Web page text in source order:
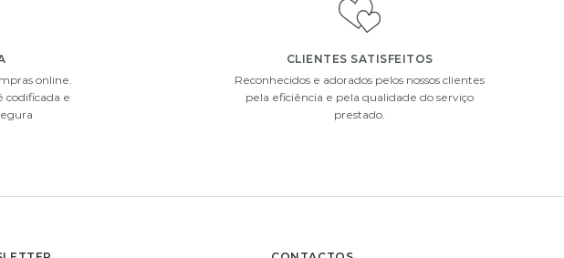
garrafa de vinho ou champanhe.
i i
online.
codificada e
CLIENTES SATISFEITOS
Reconhecidos e adorados pelos nossos clientes
pela eficiência e pela qualidade do serviço
prestado.